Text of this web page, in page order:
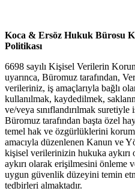
Koca & Ersöz Hukuk Bürosu
Politikası
6698 sayılı Kişisel Verilerin
uyarınca, Büromuz tarafından,
verileriniz, iş amaçlarıyla bağlı
kullanılmak, kaydedilmek,
ve/veya sınıflandırılmak
Büromuz tarafından başta özel
temel hak ve özgürlüklerini
amacıyla düzenlenen Kanun ve
kişisel verilerinizin hukuka
aykırı olarak erişilmesini önleme
uygun güvenlik düzeyini temin
tedbirleri almaktadır.